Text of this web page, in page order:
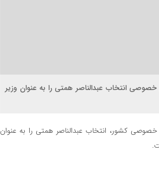
انتخاب عبدالناصر همتی را به عنوان وزیر
کشور، انتخاب عبدالناصر همتی را به عنوان